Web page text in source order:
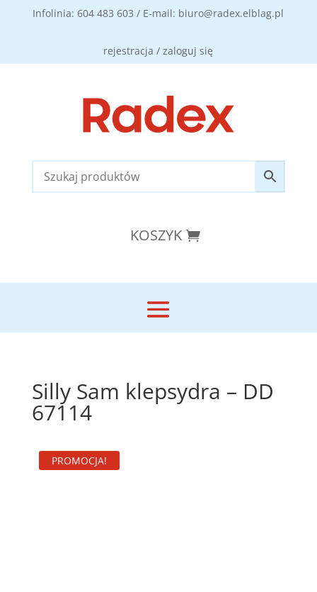
Infolinia: 604 483 603 / E-mail: biuro@radex.elblag.pl
rejestracja / zaloguj się
KOSZYK
Silly Sam klepsydra – DD
67114
PROMOCJA!